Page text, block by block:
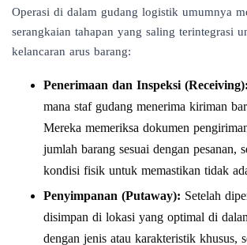
Operasi di dalam gudang logistik umumnya
serangkaian tahapan yang saling terintegrasi
kelancaran arus barang:
Penerimaan dan Inspeksi (Receiving):
mana staf gudang menerima kiriman
Mereka memeriksa dokumen
jumlah barang sesuai dengan pesanan,
kondisi fisik untuk memastikan tidak
Penyimpanan (Putaway): Setelah
disimpan di lokasi yang optimal di
dengan jenis atau karakteristik khusus,